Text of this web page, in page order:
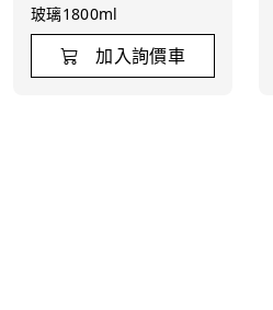
玻璃1800ml
加入詢價車